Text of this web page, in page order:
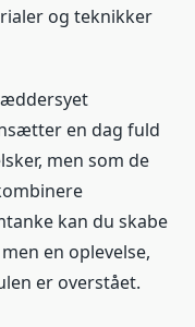
og teknikker
en dag fuld
men som de
kan du skabe
en oplevelse,
er overstået.